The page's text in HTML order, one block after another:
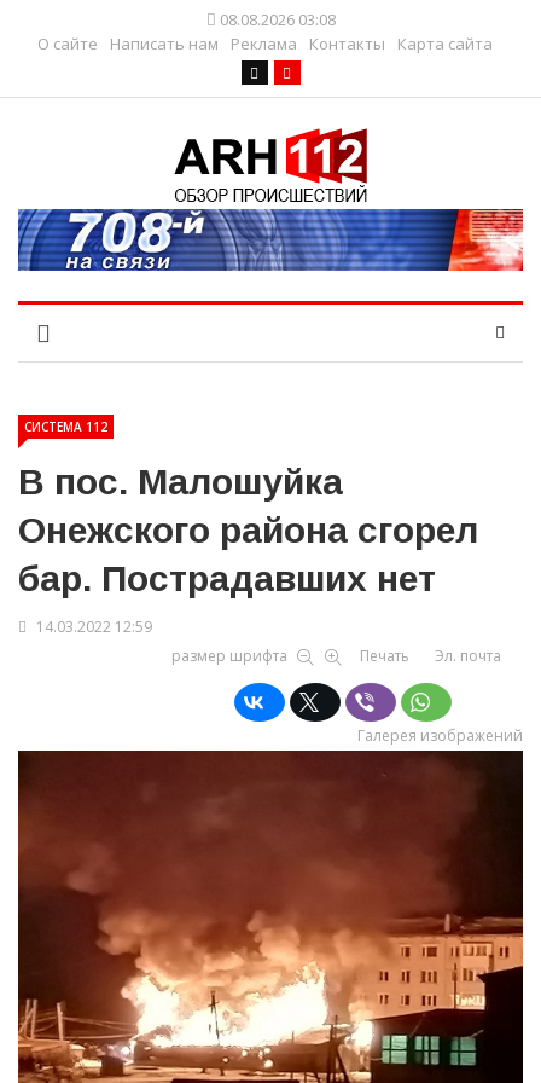
08.08.2026 03:08
О сайте
Написать нам Реклама Контакты Карта сайта
СИСТЕМА 112
В пос. Малошуйка
Онежского района сгорел
бар. Пострадавших нет
14.03.2022 12:59
размер шрифта
Печать Эл. почта
Галерея изображений